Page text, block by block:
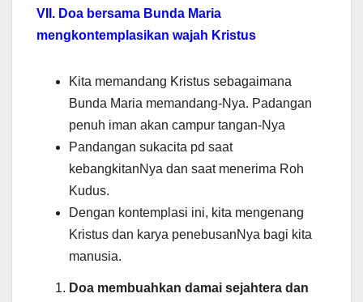
VII. Doa bersama Bunda Maria
mengkontemplasikan wajah Kristus
Kita memandang Kristus sebagaimana
Bunda Maria memandang-Nya. Padangan
penuh iman akan campur tangan-Nya
Pandangan sukacita pd saat
kebangkitanNya dan saat menerima Roh
Kudus.
Dengan kontemplasi ini, kita mengenang
Kristus dan karya penebusanNya bagi kita
manusia.
Doa membuahkan damai sejahtera dan